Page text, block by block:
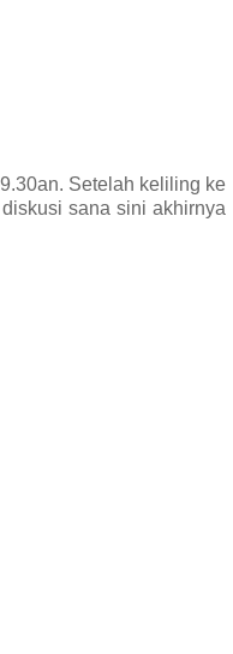
Setelah keliling ke
sana sini akhirnya